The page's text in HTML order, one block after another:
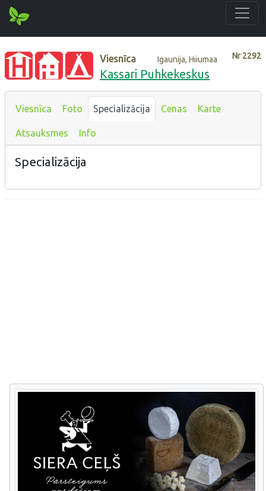
Nr2292
Viesnīca Igaunija, Hiiumaa
Kassari Puhkekeskus
Viesnīca Foto Specializācija Cenas Karte
Atsauksmes Info
Specializācija